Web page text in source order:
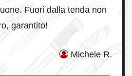
Fuori dalla tenda non
garantito!
Michele R.